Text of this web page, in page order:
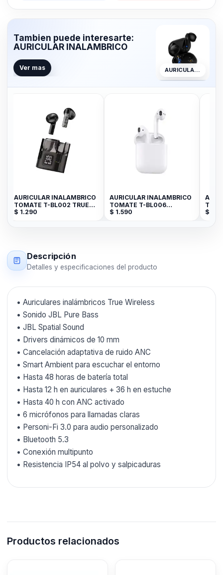
Tambien puede interesarte:
AURICULAR INALAMBRICO
Ver mas AURICULAR INALAMBRICO
AURICULAR INALAMBRICO
TOMATE T-BL002 TRUE
WIRELESS
$ 1.290
AURICULAR INALAMBRICO
TOMATE T-BL006
AIRPODS 2da
$ 1.590 $
Descripción
Detalles y especificaciones del producto
• Auriculares inalámbricos True Wireless
• Sonido JBL Pure Bass
• JBL Spatial Sound
• Drivers dinámicos de 10 mm
• Cancelación adaptativa de ruido ANC
• Smart Ambient para escuchar el entorno
• Hasta 48 horas de batería total
• Hasta 12 h en auriculares + 36 h en estuche
• Hasta 40 h con ANC activado
• 6 micrófonos para llamadas claras
• Personi-Fi 3.0 para audio personalizado
• Bluetooth 5.3
• Conexión multipunto
• Resistencia IP54 al polvo y salpicaduras
Productos relacionados